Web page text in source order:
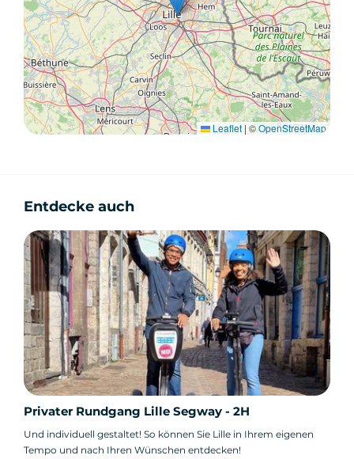
Leaflet | ©OpenStreetMap
Entdecke auch
Privater Rundgang Lille Segway - 2H
Und individuell gestaltet! So können Sie Lille in Ihrem eigenen
Tempo und nach Ihren Wünschen entdecken!